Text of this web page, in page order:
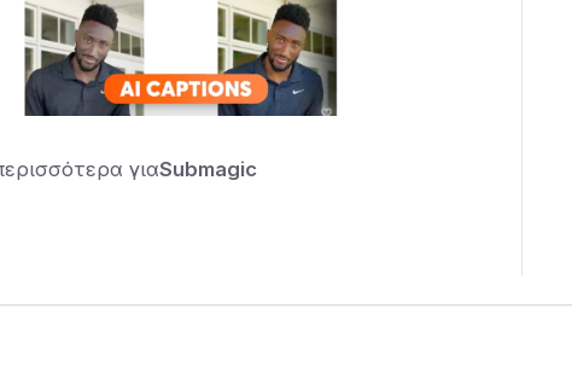
γιαSubmagic